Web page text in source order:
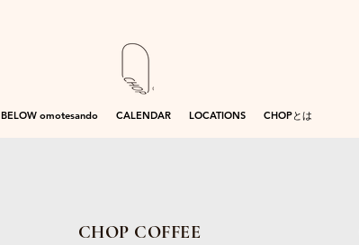
BELOW omotesando CALENDAR LOCATIONS CHOPとは
CHOP COFFEE